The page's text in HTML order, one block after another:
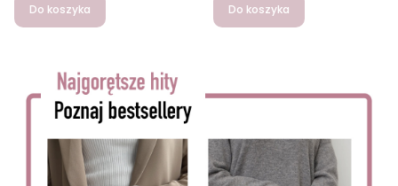
Do koszyka Do koszyka